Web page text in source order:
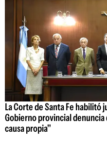
La Corte de Santa Fe
Gobierno provincial
causa propia"